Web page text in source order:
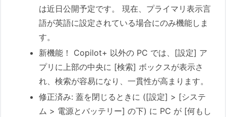
は近日公開予定です。 現在、プライマリ表示言
語が英語に設定されている場合にのみ機能しま
す。
新機能！ Copilot+ 以外の PC では、[設定] ア
プリに上部の中央に [検索] ボックスが表示さ
れ、検索が容易になり、一貫性が高まります。
修正済み: 蓋を閉じるときに ([設定] > [システ
ム > 電源とバッテリー] の下) に PC が [何もし